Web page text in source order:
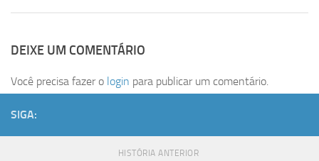
DEIXE UM COMENTÁRIO
Você precisa fazer o login para publicar um comentário.
SIGA:
HISTÓRIA ANTERIOR